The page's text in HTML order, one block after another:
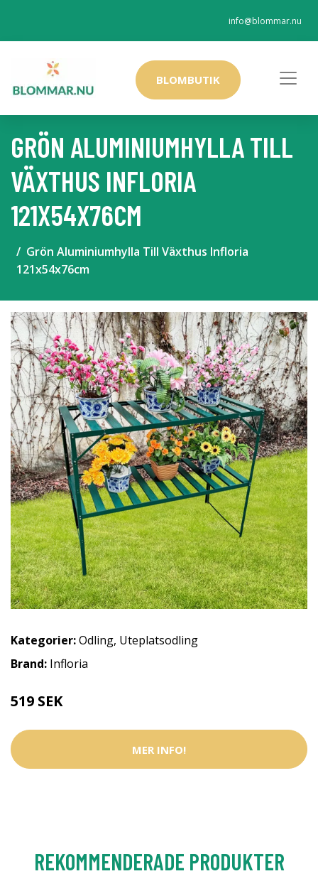
info@blommar.nu
BLOMBUTIK
GRÖN ALUMINIUMHYLLA TILL
VÄXTHUS INFLORIA
121X54X76CM
Grön Aluminiumhylla Till Växthus Infloria
121x54x76cm
Kategorier:Odling, Uteplatsodling
Brand: Infloria
519 SEK
MER INFO!
REKOMMENDERADE PRODUKTER